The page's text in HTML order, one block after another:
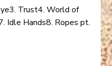
Trust4. World of
Idle Hands8. Ropes pt.